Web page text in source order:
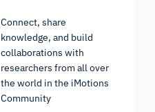
Connect, share
knowledge, and build
collaborations with
researchers from all over
the world in the iMotions
Community